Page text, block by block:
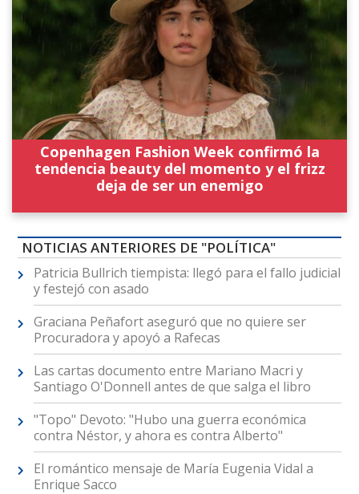
Copenhagen Fashion Week confirmó la
tendencia beauty del momento y el frizz
deja de ser un enemigo
NOTICIAS ANTERIORES DE "POLÍTICA"
Patricia Bullrich tiempista: llegó para el fallo judicial
y festejó con asado
Graciana Peñafort aseguró que no quiere ser
Procuradora y apoyó a Rafecas
Las cartas documento entre Mariano Macri y
Santiago O'Donnell antes de que salga el libro
"Topo" Devoto: "Hubo una guerra económica
contra Néstor, y ahora es contra Alberto"
El romántico mensaje de María Eugenia Vidal a
Enrique Sacco